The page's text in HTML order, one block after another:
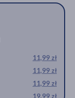
11,99 zł
11,99 zł
11,99 zł
19,99 zł